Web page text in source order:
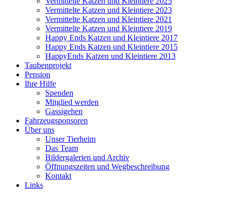
Vermittelte Katzen und Kleintiere 2023
Vermittelte Katzen und Kleintiere 2021
Vermittelte Katzen und Kleintiere 2019
Happy Ends Katzen und Kleintiere 2017
Happy Ends Katzen und Kleintiere 2015
HappyEnds Katzen und Kleintiere 2013
Taubenprojekt
Pension
Ihre Hilfe
Spenden
Mitglied werden
Gassigehen
Fahrzeugsponsoren
Über uns
Unser Tierheim
Das Team
Bildergalerien und Archiv
Öffnungszeiten und Wegbeschreibung
Kontakt
Links